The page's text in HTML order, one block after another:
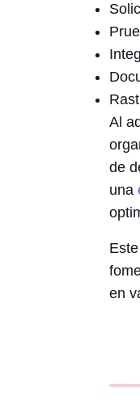
Al
de
una
en